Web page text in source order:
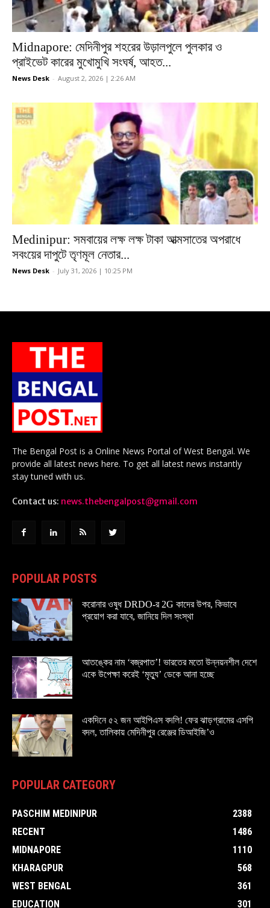
Midnapore: মেদিনীপুর শহরের উড়ালপুলে পুলকার ও
প্রাইভেট কারের মুখোমুখি সংঘর্ষ, আহত...
News Desk - August 2, 2026 | 2:26 AM
Medinipur: সমবায়ের লক্ষ লক্ষ টাকা আত্মসাতের অপরাধে
সবংয়ের দাপুটে তৃণমূল নেতার...
News Desk - July 31, 2026 | 10:25 PM
The Bengal Post is a Online News Portal of West Bengal. We
provide all latest news here. To get all latest news instantly
stay tuned with us.
Contact us: news.thebengalpost@gmail.com
POPULAR POSTS
করোনার ওষুধ DRDO-র 2G কাদের উপর, কিভাবে
প্রয়োগ করা যাবে, জানিয়ে দিল সংস্থা
আতঙ্কের নাম ‘বজ্রপাত’! ভারতের মতো উন্নয়নশীল দেশে
একে উপেক্ষা করেই ‘মৃত্যু’ ডেকে আনা হচ্ছে
একদিনে ৫২ জন আইপিএস বদলি! ফের ঝাড়গ্রামের এসপি
বদল, তালিকায় মেদিনীপুর রেঞ্জের ডিআইজি’ও
POPULAR CATEGORY
PASCHIM MEDINIPUR
2388
RECENT
1486
MIDNAPORE
1110
KHARAGPUR
568
WEST BENGAL
361
EDUCATION
301